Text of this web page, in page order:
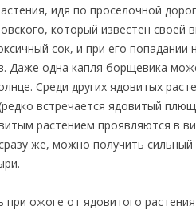
идя по проселочной
который известен
сок, и при его попадании
Даже одна капля борщевика
Среди других ядовитых
встречается ядовитый
растением проявляются в
же, можно получить
ожоге от ядовитого